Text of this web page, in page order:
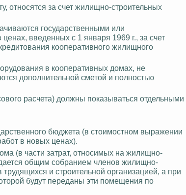
относятся за счет жилищно-строительных
государственными или
введенных с 1 января 1969 г., за счет
кооперативного жилищного
в кооперативных домах, не
дополнительной сметой и полностью
расчета) должны показываться отдельными
бюджета (в стоимостном выражении
в новых ценах).
(в части затрат, относимых на жилищно-
общим собранием членов жилищно-
и строительной организацией, а при
будут переданы эти помещения по